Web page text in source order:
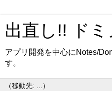
出直し!! ドミ
アプリ開発を中心にNotes/
す。